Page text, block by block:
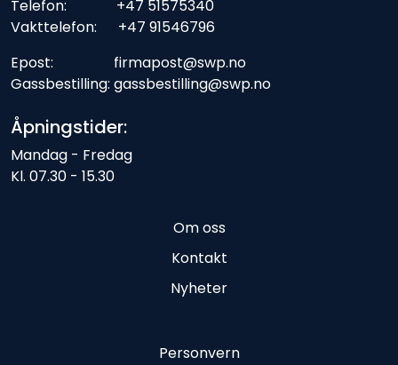
Telefon: +47 51575340
Vakttelefon: +47 91546796
Epost: firmapost@swp.no
Gassbestilling: gassbestilling@swp.no
Åpningstider:
Mandag - Fredag
Kl. 07.30 - 15.30
Om oss
Kontakt
Nyheter
Personvern